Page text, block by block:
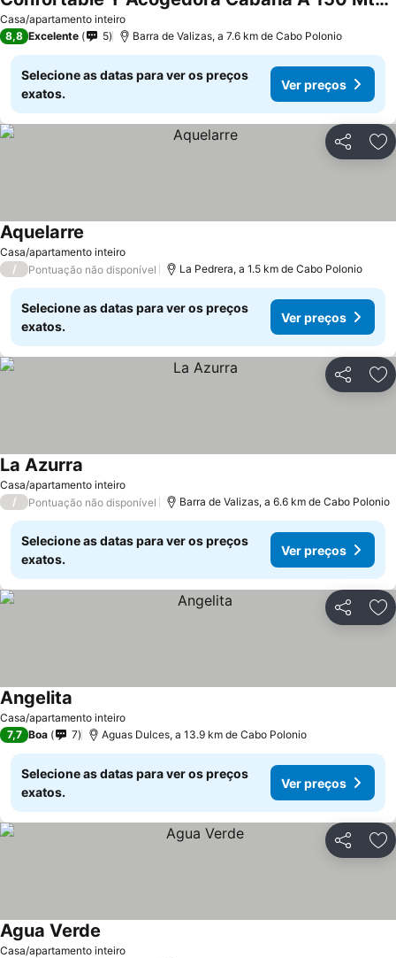
Casa/apartamento inteiro
8,8 Excelente 5 Barra de Valizas, a 7.6 km de Cabo Polonio
Selecione as datas para ver os preços
exatos.
Ver preços
Partilhar
Casa/apartamento inteiro
Aquelarre
/ Pontuação não disponível La Pedrera, a 1.5 km de Cabo Polonio
Selecione as datas para ver os preços
exatos.
Ver preços
Partilhar
Casa/apartamento inteiro
La Azurra
/ Pontuação não disponível Barra de Valizas, a 6.6 km de Cabo Polonio
Selecione as datas para ver os preços
exatos.
Ver preços
Partilhar
Casa/apartamento inteiro
Angelita
7,7 Boa 7 Aguas Dulces, a 13.9 km de Cabo Polonio
Selecione as datas para ver os preços
exatos.
Ver preços
Partilhar
Casa/apartamento inteiro
Agua Verde